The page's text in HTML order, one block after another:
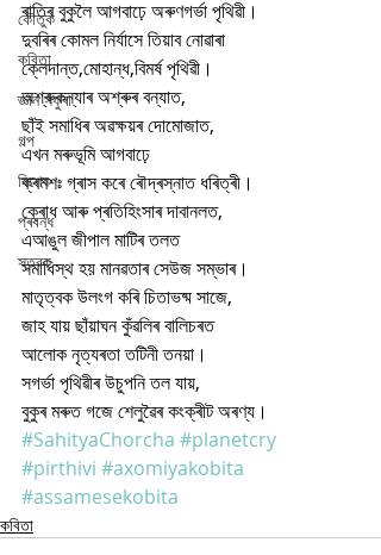
কৌতুক
কবিতা
জ্ঞান সঁফুৰা
গল্প
বিশেষ
প্ৰবন্ধ
স্তৱক
ৰাতিৰ বুকুলৈ আগবাঢ়ে অৰুণগৰ্ভা পৃথিৱী।
দুবৰিৰ কোমল নিৰ্যাসে তিয়াব নোৱাৰা
ক্লেদান্ত,মোহান্ধ,বিমৰ্ষ পৃথিৱী।
অশ্ৰুকন্যাৰ অশ্ৰুৰ বন্যাত,
ছাঁই সমাধিৰ অৱক্ষয়ৰ দোমোজাত,
এখন মৰুভূমি আগবাঢ়ে
ক্ৰমশঃ গ্ৰাস কৰে ৰৌদ্ৰস্নাত ধৰিত্ৰী।
ক্ৰোধ আৰু প্ৰতিহিংসাৰ দাবানলত,
এআঙুল জীপাল মাটিৰ তলত
সমাধিস্থ হয় মানৱতাৰ সেউজ সম্ভাৰ।
মাতৃত্বক উলংগ কৰি চিতাভষ্ম সাজে,
জাহ যায় ছাঁয়াঘন কুঁৱলিৰ বালিচৰত
আলোক নৃত্যৰতা তটিনী তনয়া।
সগৰ্ভা পৃথিৱীৰ উচুপনি তল যায়,
বুকুৰ মৰুত গজে শেলুৱৈৰ কংক্ৰীট অৰণ্য।
#SahityaChorcha #planetcry
#pirthivi #axomiyakobita
#assamesekobita
কবিতা